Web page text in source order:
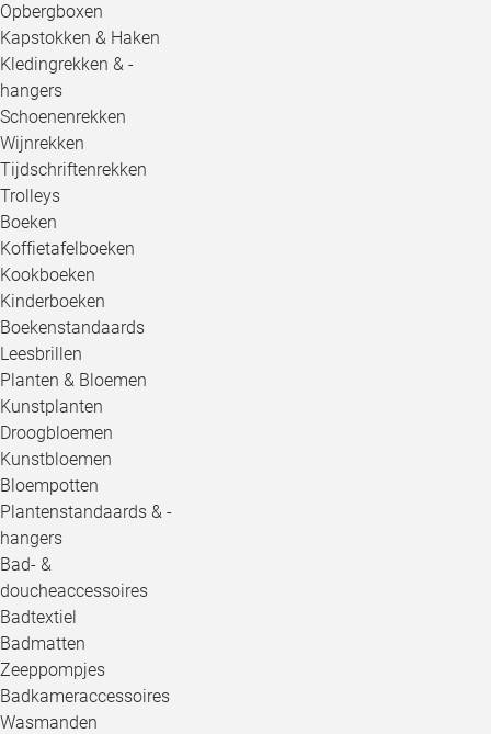
Opbergboxen
Kapstokken & Haken
Kledingrekken & -
hangers
Schoenenrekken
Wijnrekken
Tijdschriftenrekken
Trolleys
Boeken
Koffietafelboeken
Kookboeken
Kinderboeken
Boekenstandaards
Leesbrillen
Planten & Bloemen
Kunstplanten
Droogbloemen
Kunstbloemen
Bloempotten
Plantenstandaards & -
hangers
Bad- &
doucheaccessoires
Badtextiel
Badmatten
Zeeppompjes
Badkameraccessoires
Wasmanden